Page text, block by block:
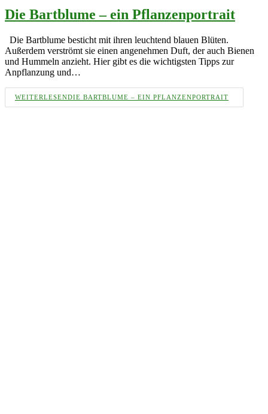
Die Bartblume – ein Pflanzenportrait
Die Bartblume besticht mit ihren leuchtend blauen Blüten.
Außerdem verströmt sie einen angenehmen Duft, der auch Bienen
und Hummeln anzieht. Hier gibt es die wichtigsten Tipps zur
Anpflanzung und…
WEITERLESENDIE BARTBLUME – EIN PFLANZENPORTRAIT